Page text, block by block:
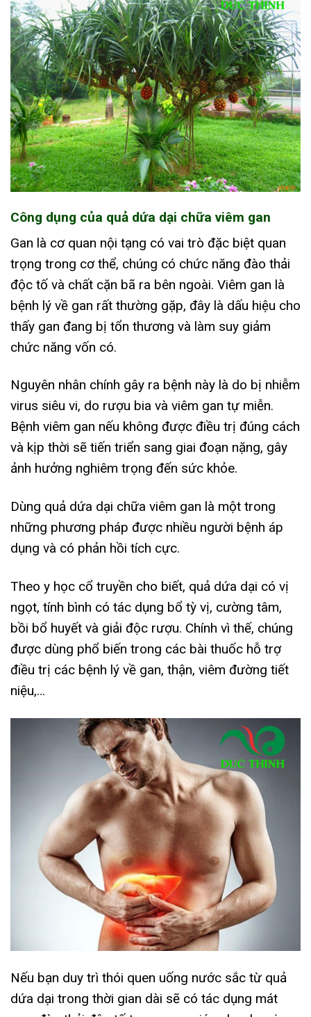
Công dụng của quả dứa dại chữa viêm gan
Gan là cơ quan nội tạng có vai trò đặc biệt quan
trọng trong cơ thể, chúng có chức năng đào thải
độc tố và chất cặn bã ra bên ngoài. Viêm gan là
bệnh lý về gan rất thường gặp, đây là dấu hiệu cho
thấy gan đang bị tổn thương và làm suy giảm
chức năng vốn có.
Nguyên nhân chính gây ra bệnh này là do bị nhiễm
virus siêu vi, do rượu bia và viêm gan tự miễn.
Bệnh viêm gan nếu không được điều trị đúng cách
và kịp thời sẽ tiến triển sang giai đoạn nặng, gây
ảnh hưởng nghiêm trọng đến sức khỏe.
Dùng quả dứa dại chữa viêm gan là một trong
những phương pháp được nhiều người bệnh áp
dụng và có phản hồi tích cực.
Theo y học cổ truyền cho biết, quả dứa dại có vị
ngọt, tính bình có tác dụng bổ tỳ vị, cường tâm,
bồi bổ huyết và giải độc rượu. Chính vì thế, chúng
được dùng phổ biến trong các bài thuốc hỗ trợ
điều trị các bệnh lý về gan, thận, viêm đường tiết
niệu,…
Nếu bạn duy trì thói quen uống nước sắc từ quả
dứa dại trong thời gian dài sẽ có tác dụng mát